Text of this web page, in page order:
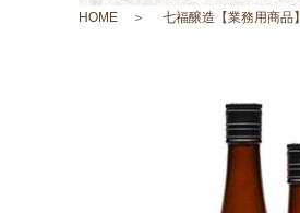
HOME 七福醸造【業務用商品】